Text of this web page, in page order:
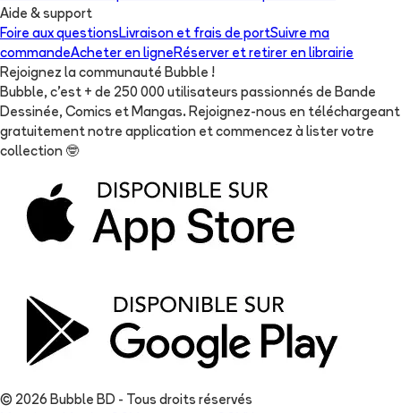
Aide & support
Foire aux questionsLivraison et frais de portSuivre ma
commandeAcheter en ligneRéserver et retirer en librairie
Rejoignez la communauté Bubble !
Bubble, c'est + de 250 000 utilisateurs passionnés de Bande
Dessinée, Comics et Mangas. Rejoignez-nous en téléchargeant
gratuitement notre application et commencez à lister votre
collection 🤓
© 2026 Bubble BD - Tous droits réservés